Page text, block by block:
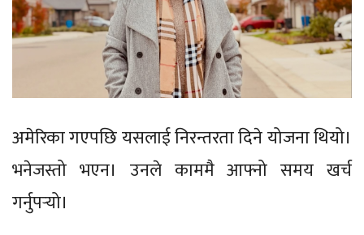
अमेरिका गएपछि यसलाई निरन्तरता दिने योजना थियो।
भनेजस्तो भएन। उनले काममै आफ्नो समय खर्च
गर्नुपर्‍यो।